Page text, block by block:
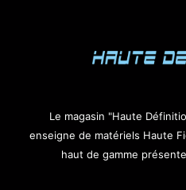
Le magasin "Haute
enseigne de matériels Haute
haut de gamme